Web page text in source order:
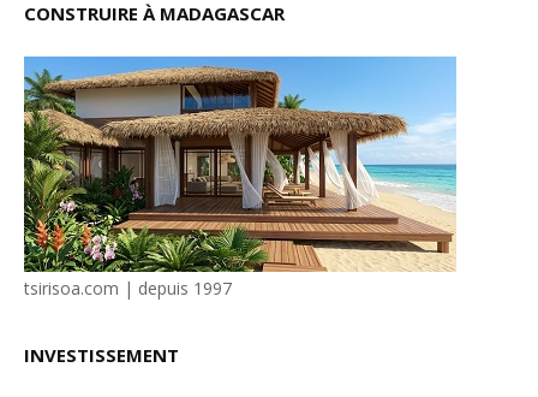
CONSTRUIRE À MADAGASCAR
tsirisoa.com | depuis 1997
INVESTISSEMENT